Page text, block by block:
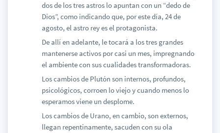
dos de los tres astros lo apuntan con un “dedo de
Dios”, como indicando que, por este día, 24 de
agosto, el astro rey es el protagonista.
De allí en adelante, le tocará a los tres grandes
mantenerse activos por casi un mes, impregnando
el ambiente con sus cualidades transformadoras.
Los cambios de Plutón son internos, profundos,
psicológicos, corroen lo viejo y cuando menos lo
esperamos viene un desplome.
Los cambios de Urano, en cambio, son externos,
llegan repentinamente, sacuden con su ola